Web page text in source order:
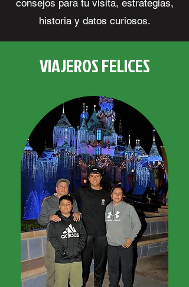
consejos para tu visita, estrategias,
historia y datos curiosos.
VIAJEROS FELICES